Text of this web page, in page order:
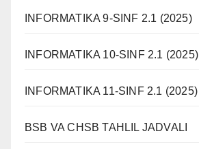
INFORMATIKA 9-SINF 2.1 (2025)
INFORMATIKA 10-SINF 2.1 (2025)
INFORMATIKA 11-SINF 2.1 (2025)
BSB VA CHSB TAHLIL JADVALI